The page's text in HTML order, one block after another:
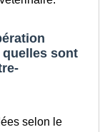
sont
selon le